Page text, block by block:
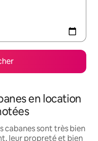
en location
cabanes sont très bien
leur propreté et bien